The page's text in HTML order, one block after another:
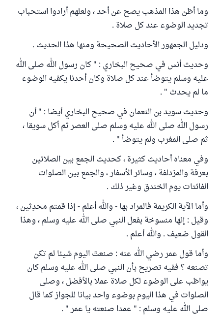
وما أظن هذا المذهب يصح عن أحد ، ولعلهم أرادوا استحباب
تجديد الوضوء عند كل صلاة .
ودليل الجمهور الأحاديث الصحيحة ومنها هذا الحديث .
وحديث أنس في صحيح البخاري : " كان رسول الله صلى الله
عليه وسلم يتوضأ عند كل صلاة وكان أحدنا يكفيه الوضوء
ما لم يحدث " .
وحديث سويد بن النعمان في صحيح البخاري أيضا : " أن
رسول الله صلى الله عليه وسلم صلى العصر ثم أكل سويقا ،
ثم صلى المغرب ولم يتوضأ " .
وفي معناه أحاديث كثيرة ، كحديث الجمع بين الصلاتين
بعرفة والمزدلفة ، وسائر الأسفار ، والجمع بين الصلوات
الفائتات يوم الخندق وغير ذلك .
وأما الآية الكريمة فالمراد بها - والله أعلم - إذا قمتم محدِثين ،
وقيل : إنها منسوخة بفعل النبي صلى الله عليه وسلم ، وهذا
القول ضعيف . والله أعلم .
وأما قول عمر رضي الله عنه : صنعتَ اليوم شيئا لم تكن
تصنعه ؟ ففيه تصريح بأن النبي صلى الله عليه وسلم كان
يواظب على الوضوء لكل صلاة عملا بالأفضل ، وصلى
الصلوات في هذا اليوم بوضوء واحد بيانا للجواز كما قال
صلى الله عليه وسلم : " عمدا صنعته يا عمر " .